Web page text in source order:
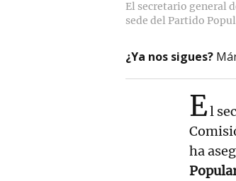
El secretario general
sede del Partido
¿Ya nos sigues?
El
ha